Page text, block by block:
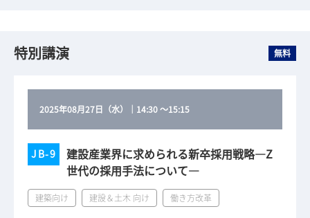
特別講演 無料
2025年08月27日（水） ｜ 14:30～15:15
JB-9
建設産業界に求められる新卒採用戦略―Z
世代の採用手法について―
建築向け 建設＆土木 向け 働き方改革